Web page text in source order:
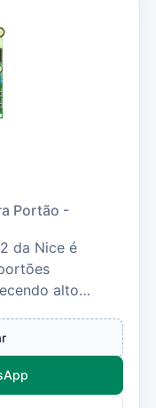
Portão -
da Nice é
alto